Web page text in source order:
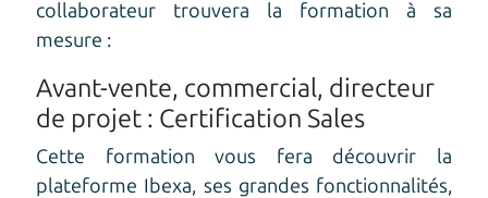
collaborateur trouvera la formation à sa
mesure :
Avant-vente, commercial, directeur
de projet : Certification Sales
Cette formation vous fera découvrir la
plateforme Ibexa, ses grandes fonctionnalités,